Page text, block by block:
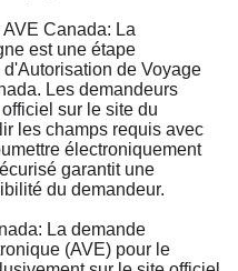
Canada: La
est une étape
de Voyage
Les demandeurs
sur le site du
les champs requis avec
électroniquement
garantit une
du demandeur.
La demande
(AVE) pour le